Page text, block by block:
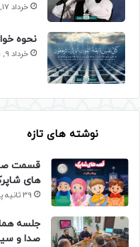
خرداد 17, 1401
نحوه
خرداد 9, 1401
نوشته های تازه
قسمت صد
های
39 ثانیه پیش
جلسه
صدا و